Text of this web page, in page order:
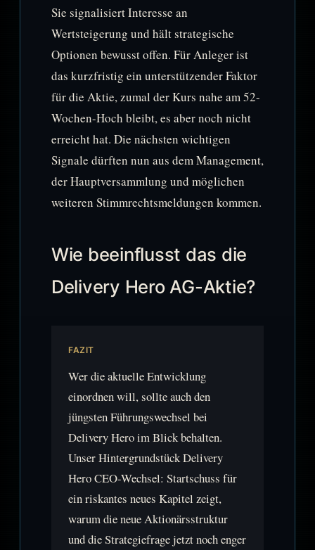
Sie signalisiert Interesse an
Wertsteigerung und hält strategische
Optionen bewusst offen. Für Anleger ist
das kurzfristig ein unterstützender Faktor
für die Aktie, zumal der Kurs nahe am 52-
Wochen-Hoch bleibt, es aber noch nicht
erreicht hat. Die nächsten wichtigen
Signale dürften nun aus dem Management,
der Hauptversammlung und möglichen
weiteren Stimmrechtsmeldungen kommen.
Wie beeinflusst das die
Delivery Hero AG-Aktie?
FAZIT
Wer die aktuelle Entwicklung
einordnen will, sollte auch den
jüngsten Führungswechsel bei
Delivery Hero im Blick behalten.
Unser Hintergrundstück Delivery
Hero CEO-Wechsel: Startschuss für
ein riskantes neues Kapitel zeigt,
warum die neue Aktionärsstruktur
und die Strategiefrage jetzt noch enger